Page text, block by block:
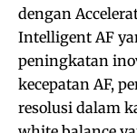
dengan
Intelligent AF
peningkatan
kecepatan AF,
resolusi dalam